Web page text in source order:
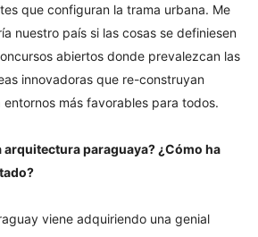
que configuran la trama urbana. Me
nuestro país si las cosas se definiesen
abiertos donde prevalezcan las
innovadoras que re-construyan
más favorables para todos.
arquitectura paraguaya? ¿Cómo ha
viene adquiriendo una genial